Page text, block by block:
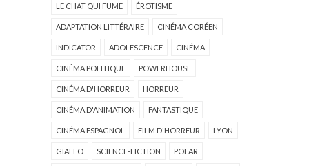
LE CHAT QUI FUME ÉROTISME
ADAPTATION LITTÉRAIRE CINÉMA CORÉEN
INDICATOR ADOLESCENCE CINÉMA
CINÉMA POLITIQUE POWERHOUSE
CINÉMA D'HORREUR HORREUR
CINÉMA D'ANIMATION FANTASTIQUE
CINÉMA ESPAGNOL FILM D'HORREUR LYON
GIALLO SCIENCE-FICTION POLAR